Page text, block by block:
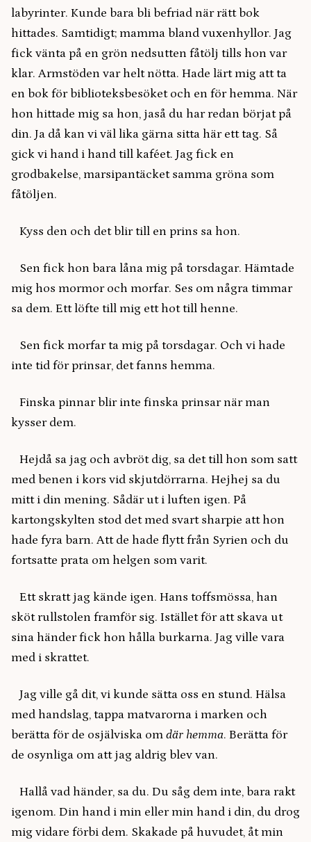
labyrinter. Kunde bara bli befriad när rätt bok
hittades. Samtidigt; mamma bland vuxenhyllor. Jag
fick vänta på en grön nedsutten fåtölj tills hon var
klar. Armstöden var helt nötta. Hade lärt mig att ta
en bok för biblioteksbesöket och en för hemma. När
hon hittade mig sa hon, jaså du har redan börjat på
din. Ja då kan vi väl lika gärna sitta här ett tag. Så
gick vi hand i hand till kaféet. Jag fick en
grodbakelse, marsipantäcket samma gröna som
fåtöljen.
Kyss den och det blir till en prins sa hon.
Sen fick hon bara låna mig på torsdagar. Hämtade
mig hos mormor och morfar. Ses om några timmar
sa dem. Ett löfte till mig ett hot till henne.
Sen fick morfar ta mig på torsdagar. Och vi hade
inte tid för prinsar, det fanns hemma.
Finska pinnar blir inte finska prinsar när man
kysser dem.
Hejdå sa jag och avbröt dig, sa det till hon som satt
med benen i kors vid skjutdörrarna. Hejhej sa du
mitt i din mening. Sådär ut i luften igen. På
kartongskylten stod det med svart sharpie att hon
hade fyra barn. Att de hade flytt från Syrien och du
fortsatte prata om helgen som varit.
Ett skratt jag kände igen. Hans toffsmössa, han
sköt rullstolen framför sig. Istället för att skava ut
sina händer fick hon hålla burkarna. Jag ville vara
med i skrattet.
Jag ville gå dit, vi kunde sätta oss en stund. Hälsa
med handslag, tappa matvarorna i marken och
berätta för de osjälviska om där hemma. Berätta för
de osynliga om att jag aldrig blev van.
Hallå vad händer, sa du. Du såg dem inte, bara rakt
igenom. Din hand i min eller min hand i din, du drog
mig vidare förbi dem. Skakade på huvudet, åt min